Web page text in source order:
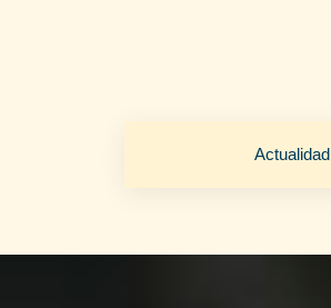
Actualidad